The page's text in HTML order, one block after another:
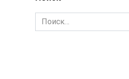
Search
for: